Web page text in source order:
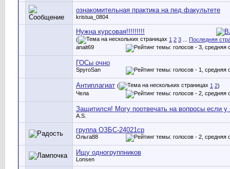
ознакомительная практика на пед.факультете
kristua_0804
Нужна курсовая!!!!!!!!!
( 1 2 3
Последняя
anait69
ГОСы очно
SpyroSan
Антиплагиат ( 1 2)
Чела
Защитился! Могу поотвечать на вопросы если у
A.S.
группа ОЗБС-24021ср
Ольга88
Ищу одногруппников
Lonsen